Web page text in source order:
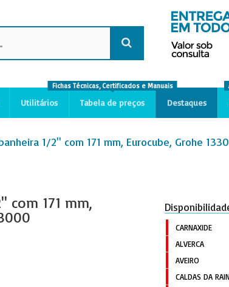
Utilitários Tabela de preços
Fichas Técnicas, Certificados e Manuais
Destaques
1/2'' com 171 mm, Eurocube, Grohe
com 171 mm,
CARNAXIDE
ALVERCA
AVEIRO
CALDAS DA